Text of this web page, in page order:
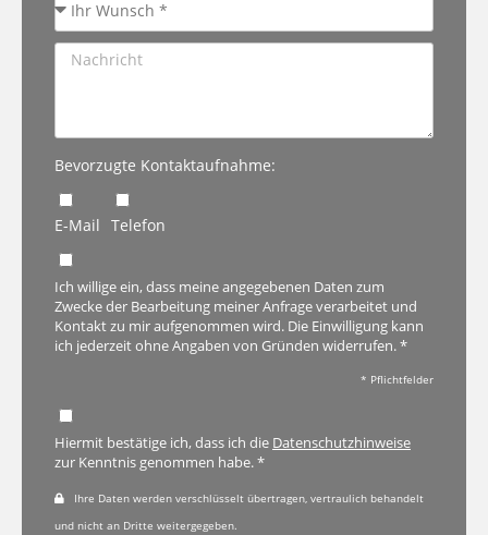
Bevorzugte Kontaktaufnahme:
E-Mail Telefon
Ich willige ein, dass meine angegebenen Daten zum
Zwecke der Bearbeitung meiner Anfrage verarbeitet und
Kontakt zu mir aufgenommen wird. Die Einwilligung kann
ich jederzeit ohne Angaben von Gründen widerrufen. *
* Pflichtfelder
Hiermit bestätige ich, dass ich die Datenschutzhinweise
zur Kenntnis genommen habe. *
Ihre Daten werden verschlüsselt übertragen, vertraulich behandelt
und nicht an Dritte weitergegeben.